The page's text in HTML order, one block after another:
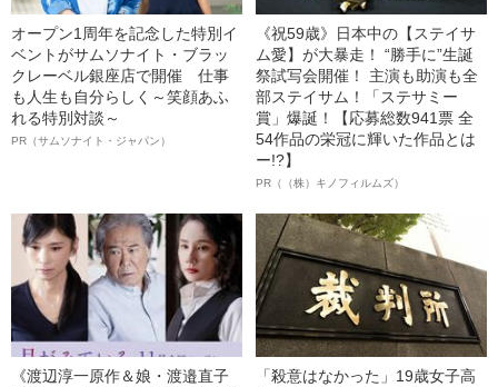
オープン1周年を記念した特別イ
ベントがサムソナイト・ブラッ
クレーベル銀座店で開催 仕事
も人生も自分らしく～笑顔あふ
れる特別対談～
PR（サムソナイト・ジャパン）
《祝59歳》日本中の【ステイサ
ム愛】が大暴走！ “勝手に”生誕
祭試写会開催！ 主演も助演も全
部ステイサム！「ステサミー
賞」爆誕！【応募総数941票 全
54作品の栄冠に輝いた作品とは
ー!?】
PR（（株）キノフィルムズ）
《渡辺淳一原作＆娘・渡邉直子
「殺意はなかった」19歳女子高